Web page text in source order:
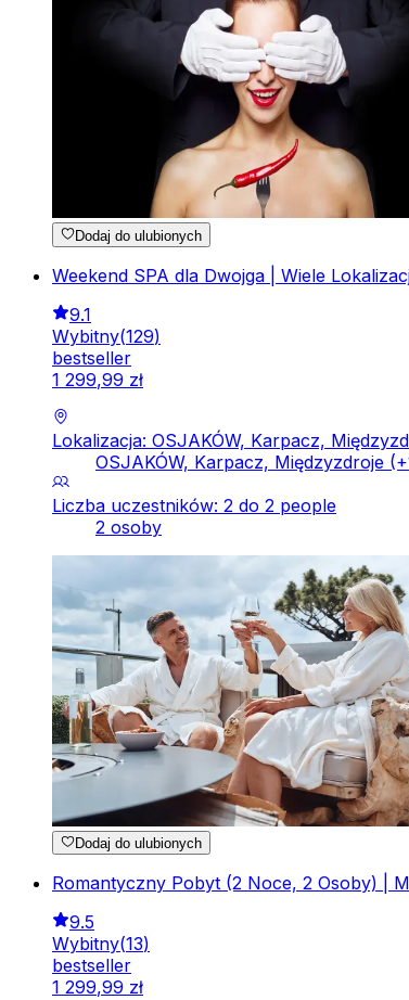
Dodaj do ulubionych
Weekend SPA dla Dwojga | Wiele
9.1
Wybitny(129)
bestseller
1 299,99 zł
Lokalizacja: OSJAKÓW, Karpacz,
OSJAKÓW, Karpacz, Międzyzdroje (+
Liczba uczestników: 2 do 2 people
2 osoby
Dodaj do ulubionych
Romantyczny Pobyt (2 Noce, 2 Osoby) |
9.5
Wybitny(13)
bestseller
1 299,99 zł